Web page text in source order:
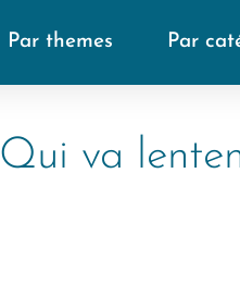
Par themes Par
Qui va